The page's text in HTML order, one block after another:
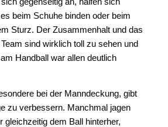
beim Schuhe binden oder beim
Sturz. Der Zusammenhalt und das
sind wirklich toll zu sehen und
Handball war allen deutlich
bei der Manndeckung, gibt
zu verbessern. Manchmal jagen
gleichzeitig dem Ball hinterher,